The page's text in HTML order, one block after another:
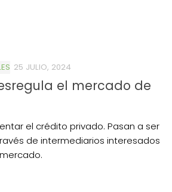
25 JULIO, 2024
el mercado de
el crédito privado. Pasan a ser
de intermediarios interesados